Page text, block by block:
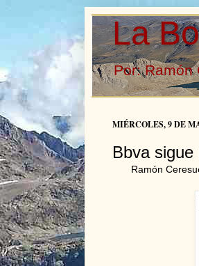
La
Por: Ramón
MIÉRCOLES, 9 DE
Bbva
Ramón